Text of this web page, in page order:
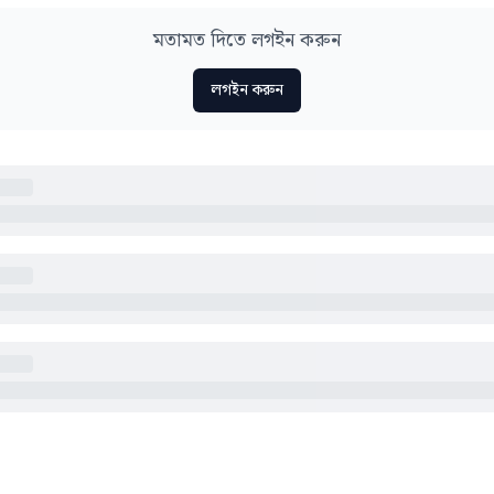
মতামত দিতে লগইন করুন
লগইন করুন